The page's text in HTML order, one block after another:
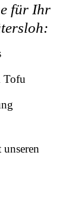
für Ihr
Tofu